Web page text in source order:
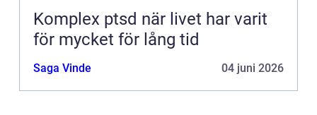
Komplex ptsd när livet har varit
för mycket för lång tid
Saga Vinde 04 juni 2026